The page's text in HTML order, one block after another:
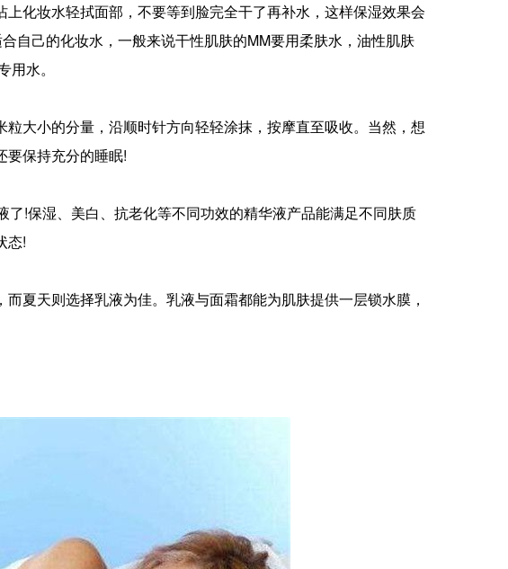
化妆水轻拭面部，不要等到脸完全干了再补水，这样保湿效果会
自己的化妆水，一般来说干性肌肤的MM要用柔肤水，油性肌肤
水。
大小的分量，沿顺时针方向轻轻涂抹，按摩直至吸收。当然，想
要保持充分的睡眠!
!保湿、美白、抗老化等不同功效的精华液产品能满足不同肤质
态!
夏天则选择乳液为佳。乳液与面霜都能为肌肤提供一层锁水膜，